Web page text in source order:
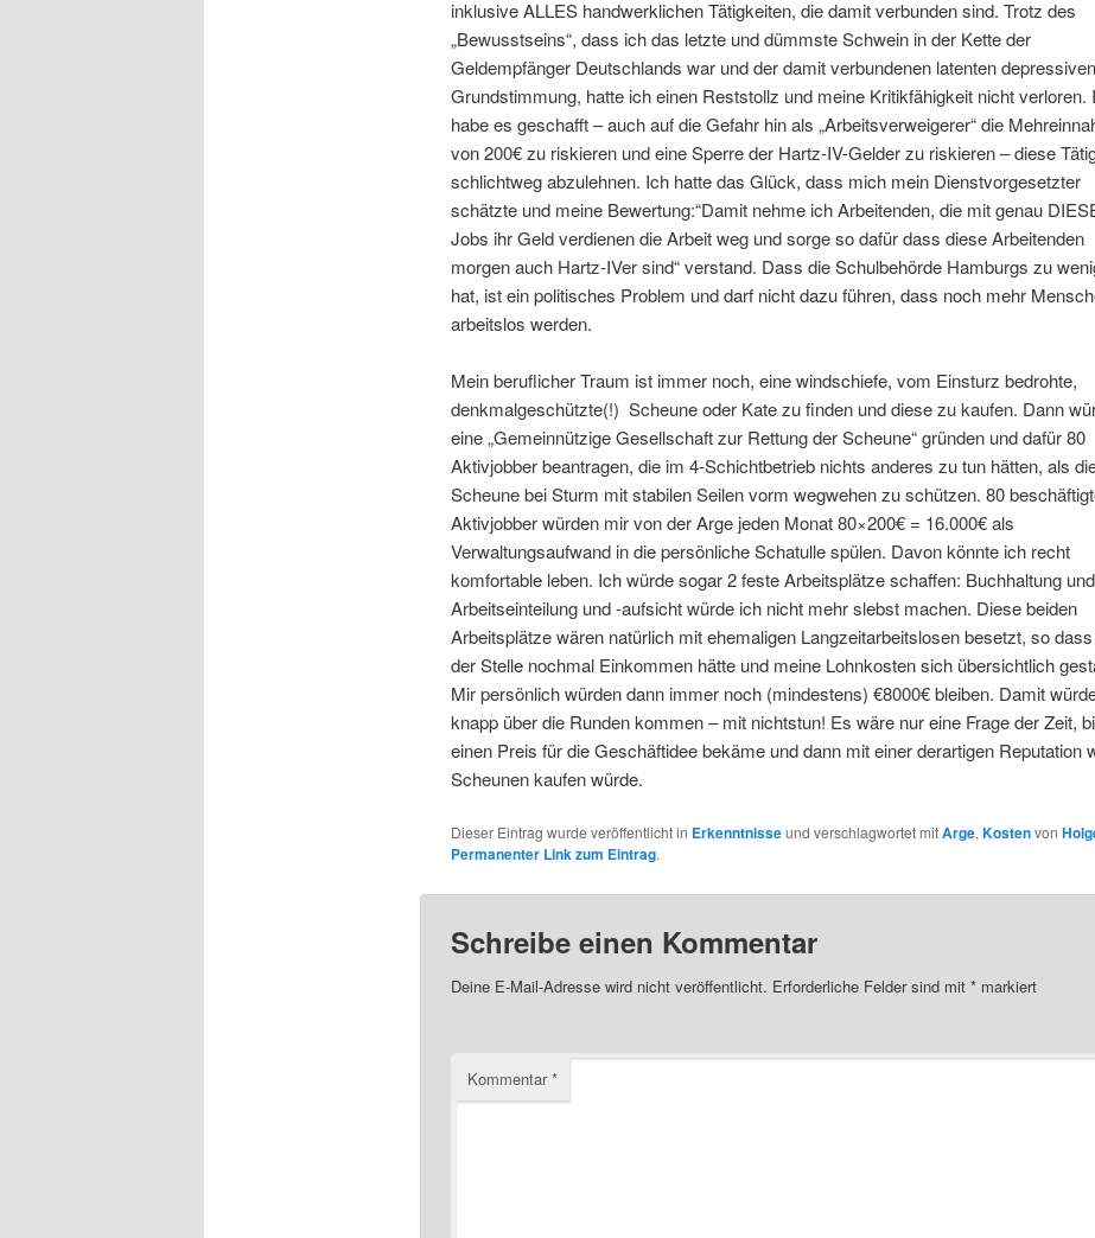
inklusive ALLES handwerklichen Tätigkeiten, die damit verbunden sind. Trotz des
„Bewusstseins“, dass ich das letzte und dümmste Schwein in der Kette der
Geldempfänger Deutschlands war und der damit verbundenen latenten depressiven
Grundstimmung, hatte ich einen Reststollz und meine Kritikfähigkeit nicht verloren.
habe es geschafft – auch auf die Gefahr hin als „Arbeitsverweigerer“ die
von 200€ zu riskieren und eine Sperre der Hartz-IV-Gelder zu riskieren – diese
schlichtweg abzulehnen. Ich hatte das Glück, dass mich mein Dienstvorgesetzter
schätzte und meine Bewertung:“Damit nehme ich Arbeitenden, die mit genau
Jobs ihr Geld verdienen die Arbeit weg und sorge so dafür dass diese Arbeitenden
morgen auch Hartz-IVer sind“ verstand. Dass die Schulbehörde Hamburgs zu
hat, ist ein politisches Problem und darf nicht dazu führen, dass noch mehr
arbeitslos werden.
Mein beruflicher Traum ist immer noch, eine windschiefe, vom Einsturz bedrohte,
denkmalgeschützte(!) Scheune oder Kate zu finden und diese zu kaufen. Dann
eine „Gemeinnützige Gesellschaft zur Rettung der Scheune“ gründen und dafür 80
Aktivjobber beantragen, die im 4-Schichtbetrieb nichts anderes zu tun hätten, als
Scheune bei Sturm mit stabilen Seilen vorm wegwehen zu schützen. 80
Aktivjobber würden mir von der Arge jeden Monat 80×200€ = 16.000€ als
Verwaltungsaufwand in die persönliche Schatulle spülen. Davon könnte ich recht
komfortable leben. Ich würde sogar 2 feste Arbeitsplätze schaffen: Buchhaltung und
Arbeitseinteilung und -aufsicht würde ich nicht mehr slebst machen. Diese beiden
Arbeitsplätze wären natürlich mit ehemaligen Langzeitarbeitslosen besetzt, so
der Stelle nochmal Einkommen hätte und meine Lohnkosten sich übersichtlich
Mir persönlich würden dann immer noch (mindestens) €8000€ bleiben. Damit
knapp über die Runden kommen – mit nichtstun! Es wäre nur eine Frage der Zeit,
einen Preis für die Geschäftidee bekäme und dann mit einer derartigen Reputation
Scheunen kaufen würde.
Dieser Eintrag wurde veröffentlicht in Erkenntnisseund verschlagwortet mitArge, Kostenvon
Permanenter Link zum Eintrag.
Schreibe einen Kommentar
Deine E-Mail-Adresse wird nicht veröffentlicht. Erforderliche Felder sind mit *markiert
Kommentar*